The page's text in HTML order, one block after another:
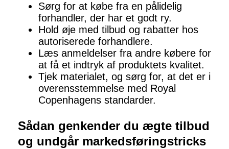
Sørg for at købe fra en pålidelig
forhandler, der har et godt ry.
Hold øje med tilbud og rabatter hos
autoriserede forhandlere.
Læs anmeldelser fra andre købere for
at få et indtryk af produktets kvalitet.
Tjek materialet, og sørg for, at det er i
overensstemmelse med Royal
Copenhagens standarder.
Sådan genkender du ægte tilbud
og undgår markedsføringstricks